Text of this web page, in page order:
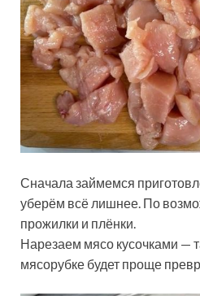
Сначала займемся
уберём всё лишнее. По
прожилки и плёнки.
Нарезаем мясо кусочками —
мясорубке будет проще